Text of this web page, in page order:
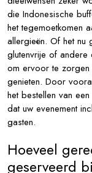
die Indonesische
het tegemoetkomen
allergieën. Of het nu
glutenvrije of
om ervoor te zorgen
genieten. Door
het bestellen van
dat uw evenement
gasten.
Hoeveel
geserveerd